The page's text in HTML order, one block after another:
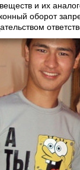
и их
оборот